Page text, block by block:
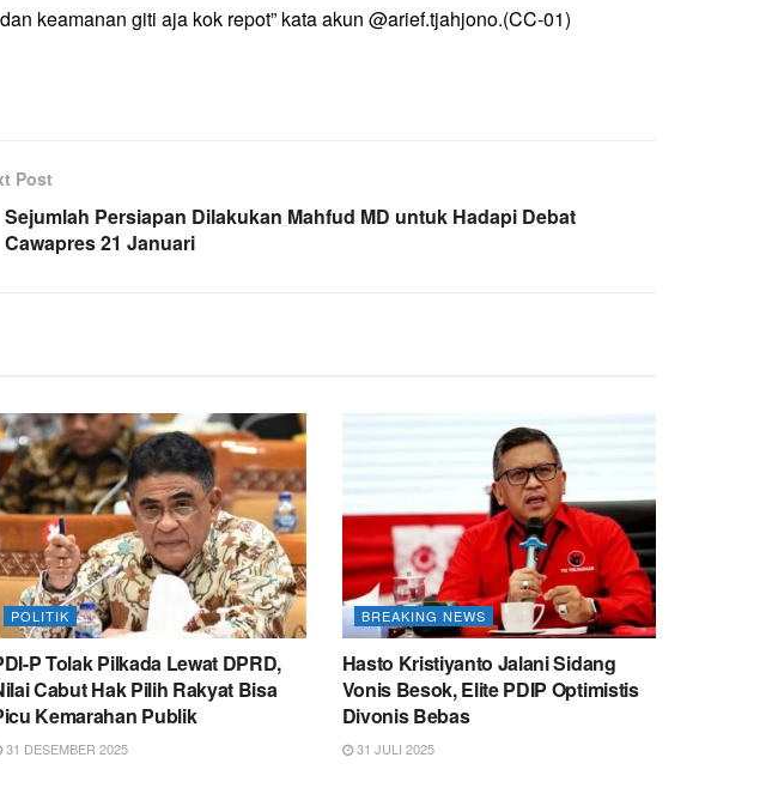
keamanan giti aja kok repot” kata akun @arief.tjahjono.(CC-01)
Post
Sejumlah Persiapan Dilakukan Mahfud MD untuk Hadapi Debat
Cawapres 21 Januari
POLITIK
P Tolak Pilkada Lewat DPRD,
Cabut Hak Pilih Rakyat Bisa
Kemarahan Publik
31 DESEMBER 2025
BREAKING NEWS
Hasto Kristiyanto Jalani Sidang
Vonis Besok, Elite PDIP Optimistis
Divonis Bebas
31 JULI 2025